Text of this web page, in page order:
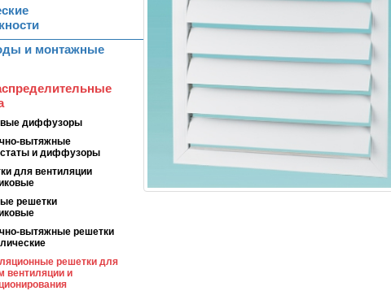
и монтажные
диффузоры
вытяжные
и диффузоры
для вентиляции
решетки
вытяжные решетки
решетки для
вентиляции и